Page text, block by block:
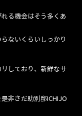
る機会はそう多くあ
ないくらいしっかり
しており、新鮮なサ
非さだ助別邸ICHIJO